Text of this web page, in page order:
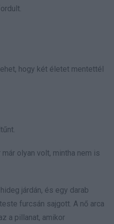
hogy két életet mentettél
olyan volt, mintha nem is
járdán, és egy darab
furcsán sajgott. A nő arca
a pillanat, amikor